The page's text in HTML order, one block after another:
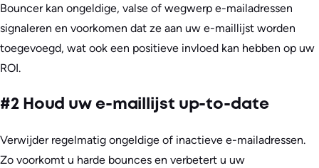
Bouncer kan ongeldige, valse of wegwerp e-mailadressen
signaleren en voorkomen dat ze aan uw e-maillijst worden
toegevoegd, wat ook een positieve invloed kan hebben op uw
ROI.
#2 Houd uw e-maillijst up-to-date
Verwijder regelmatig ongeldige of inactieve e-mailadressen.
Zo voorkomt u harde bounces en verbetert u uw